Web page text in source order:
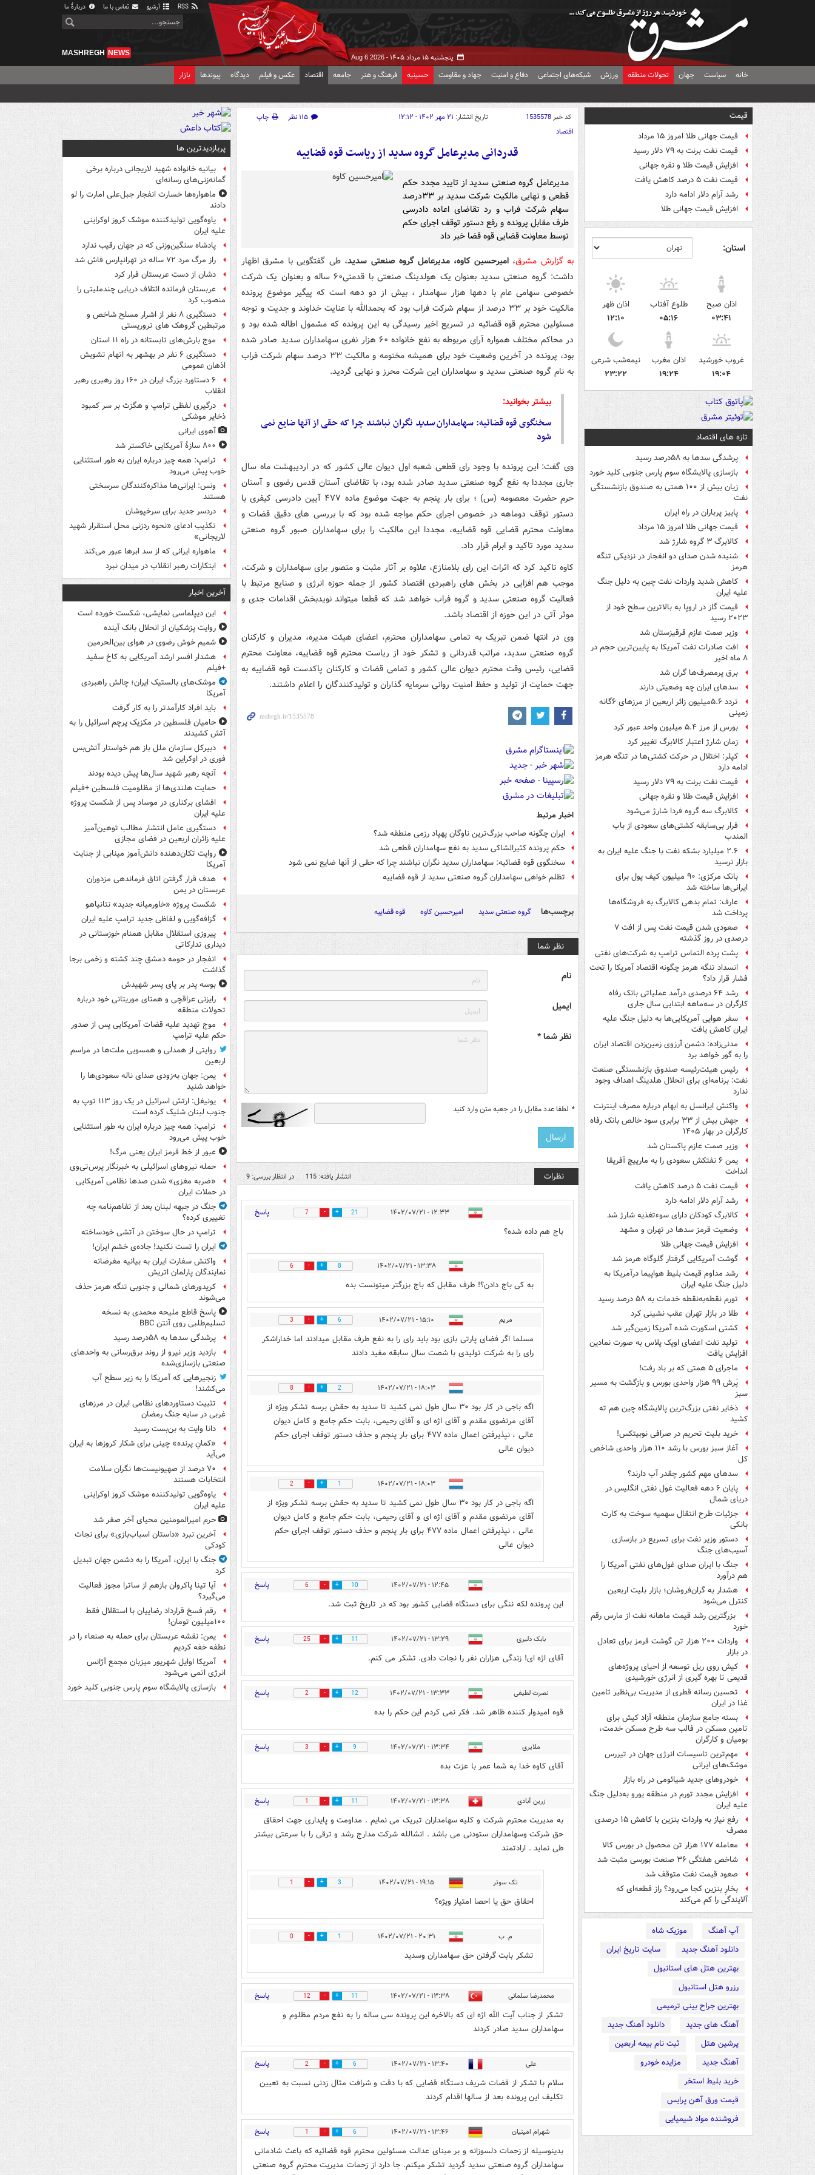
آرشیو تماس با ما دربارهٔ ما
پنجشنبه ۱۵ مرداد ۱۴۰۵ - Aug 6 2026
MASHREGH NEWS
خانه سیاست جهان تحولات منطقه ورزش شبکه‌های اجتماعی دفاع و امنیت جهاد و مقاومت حسینیه فرهنگ و هنر جامعه اقتصاد عکس و فیلم دیدگاه پیوندها بازار
قیمت
قیمت جهانی طلا امروز ۱۵ مرداد
قیمت نفت برنت به ۷۹ دلار رسید
افزایش قیمت طلا و نقره جهانی
قیمت نفت ۵ درصد کاهش یافت
رشد آرام دلار ادامه دارد
افزایش قیمت جهانی طلا
استان:
اذان صبح
۰۳:۴۱
طلوع آفتاب
۰۵:۱۶
اذان ظهر
۱۲:۱۰
غروب خورشید
۱۹:۰۴
اذان مغرب
۱۹:۲۴
نیمه‌شب شرعی
۲۳:۲۲
تازه های اقتصاد
پرشدگی سدها به ۵۸درصد رسید
بازسازی پالایشگاه سوم پارس جنوبی کلید خورد
زیان بیش از ۱۰۰ همتی به صندوق‌ بازنشستگی
نفت
پاییز پرباران در راه ایران
قیمت جهانی طلا امروز ۱۵ مرداد
کالابرگ ۳ گروه شارژ شد
شنیده شدن صدای دو انفجار در نزدیکی تنگه
هرمز
کاهش شدید واردات نفت چین به دلیل جنگ
علیه ایران
قیمت گاز در اروپا به بالاترین سطح خود از
۲۰۲۳ رسید
وزیر صمت عازم قرقیزستان شد
افت صادرات نفت آمریکا به پایین‌ترین حجم در
۸ ماه اخیر
برق پرمصرف‌ها گران شد
سدهای ایران چه وضعیتی دارند
تردد ۵.۶میلیون زائر اربعین از مرزهای ۶گانه
زمینی
بورس از مرز ۵.۴ میلیون واحد عبور کرد
زمان شارژ اعتبار کالابرگ تغییر کرد
کپلر: اختلال در حرکت کشتی‌ها در تنگه هرمز
ادامه دارد
قیمت نفت برنت به ۷۹ دلار رسید
افزایش قیمت طلا و نقره جهانی
کالابرگ سه گروه فردا شارژ می‌شود
فرار بی‌سابقه کشتی‌های سعودی از باب
المندب
۲.۶ میلیارد بشکه نفت با جنگ علیه ایران به
بازار نرسید
بانک مرکزی: ۹۰ میلیون کیف پول برای
ایرانی‌ها ساخته شد
عارف: تمام بدهی کالابرگ به فروشگاه‌ها
پرداخت شد
صعودی شدن قیمت نفت پس از افت ۷
درصدی در روز گذشته
پشت پرده التماس ترامپ به شرکت‌های نفتی
انسداد تنگه هرمز چگونه اقتصاد آمریکا را تحت
فشار قرار داد؟
رشد ۶۴ درصدی درآمد عملیاتی بانک رفاه
کارگران در سه‌ماهه ابتدایی سال جاری
سفر هوایی آمریکایی‌ها به دلیل جنگ علیه
ایران کاهش یافت
مدنی‌زاده: دشمن آرزوی زمین‌زدن اقتصاد ایران
را به گور خواهد برد
رئیس هیئت‌رئیسه صندوق بازنشستگی صنعت
نفت: برنامه‌ای برای انحلال هلدینگ اهداف وجود
ندارد
واکنش ایرانسل به ابهام درباره مصرف اینترنت
جهش بیش از ۳۳ برابری سود خالص بانک رفاه
کارگران در بهار ۱۴۰۵
وزیر صمت عازم پاکستان شد
یمن ۶ نفتکش سعودی را به مارپیچ آفریقا
انداخت
قیمت نفت ۵ درصد کاهش یافت
رشد آرام دلار ادامه دارد
کالابرگ کودکان دارای سوءتغذیه شارژ شد
وضعیت قرمز سدها در تهران و مشهد
افزایش قیمت جهانی طلا
گوشت آمریکایی گرفتار گلوگاه هرمز شد
رشد مداوم قیمت بلیط هواپیما درآمریکا به
دلیل جنگ علیه ایران
تورم نقطه‌به‌نقطه خدمات به ۵۸ درصد رسید
طلا در بازار تهران عقب نشینی کرد
کشتی اسکورت شده آمریکا زمین‌گیر شد
تولید نفت اعضای اوپک پلاس به صورت نمادین
افزایش یافت
ماجرای ۵ همتی که بر باد رفت!
پَرش ۹۹ هزار واحدی بورس و بازگشت به مسیر
سبز
ذخایر نفتی بزرگ‌ترین پالایشگاه چین هم ته
کشید
خرید بلیت تحریم در صرافی نوبیتکس!
آغاز سبز بورس با رشد ۱۱۰ هزار واحدی شاخص
کل
سدهای مهم کشور چقدر آب دارند؟
پایان ۶ دهه فعالیت غول نفتی انگلیس در
دریای شمال
جزئیات طرح انتقال سهمیه سوخت به کارت
بانکی
دستور وزیر نفت برای تسریع در بازسازی
آسیب‌های جنگ
جنگ با ایران صدای غول‌های نفتی آمریکا را
هم درآورد
هشدار به گران‌فروشان؛ بازار بلیت اربعین
کنترل می‌شود
بزرگترین رشد قیمت ماهانه نفت از مارس رقم
خورد
واردات ۲۰۰ هزار تن گوشت قرمز برای تعادل
در بازار
کیش روی ریل توسعه از احیای پروژه‌های
قدیمی تا بهره گیری از انرژی خورشیدی
تحسین رسانه قطری از مدیریت بی‌نظیر تامین
غذا در ایران
بسته جامع سازمان منطقه آزاد کیش برای
تامین مسکن در فالب سه طرح مسکن خدمت،
بومیان و کارگران
مهم‌ترین تاسیسات انرژی جهان در تیررس
موشک‌های ایرانی
خودروهای جدید شیائومی در راه بازار
افزایش مجدد تورم در منطقه یورو به‌دلیل جنگ
علیه ایران
رفع نیاز به واردات بنزین با کاهش ۱۵ درصدی
مصرف
معامله ۱۷۷ هزار تن محصول در بورس کالا
شاخص‌ هفتگی ۳۶ صنعت بورسی مثبت شد
صعود قیمت نفت متوقف شد
بخارِ بنزین کجا می‌رود؟ راز قطعه‌ای که
آلایندگی را کم می‌کند
آپ آهنگ
موزیک شاه
دانلود آهنگ جدید
سایت تاریخ ایران
بهترین هتل های استانبول
رزرو هتل استانبول
بهترین جراح بینی ترمیمی
آهنگ های جدید
دانلود آهنگ جدید
پرشین هتل
ثبت نام بیمه اربعین
آهنگ جدید
مزایده خودرو
خرید بلیط استخر
قیمت ورق آهن پرایس
فروشنده مواد شیمیایی
کد خبر1535578 تاریخ انتشار: ۲۱ مهر ۱۴۰۲ - ۱۲:۱۲ ۱۱۵ نظر
چاپ
اقتصاد
قدردانی مدیرعامل گروه سدید از ریاست قوه قضاییه
مدیرعامل گروه صنعتی سدید از تایید مجدد حکم
قطعی و نهایی مالکیت شرکت سدید بر ۳۳درصد
سهام شرکت فراب و رد تقاضای اعاده دادرسی
طرف مقابل پرونده و رفع دستور توقف اجرای حکم
توسط معاونت قضایی قوه قضا خبر داد
به گزارش مشرق، امیرحسین کاوه، مدیرعامل گروه صنعتی سدید، طی گفتگویی با مشرق اظهار
داشت: گروه صنعتی سدید بعنوان یک هولدینگ صنعتی با قدمتی۶۰ ساله و بعنوان یک شرکت
خصوصی سهامی عام با دهها هزار سهامدار ، بیش از دو دهه است که پیگیر موضوع پرونده
مالکیت خود بر ۳۳ درصد از سهام شرکت فراب بود که بحمدالله با عنایت خداوند و جدیت و توجه
مسئولین محترم قوه قضائیه در تسریع اخیر رسیدگی به این پرونده که مشمول اطاله شده بود و
در محاکم مختلف همواره آرای مربوطه به نفع خانواده ۶۰ هزار نفری سهامداران سدید صادر شده
بود، پرونده در آخرین وضعیت خود برای همیشه مختومه و مالکیت ۳۳ درصد سهام شرکت فراب
به نام گروه صنعتی سدید و سهامداران این شرکت محرز و نهایی گردید.
بیشتر بخوانید:
سخنگوی قوه قضائیه: سهامدارانسدید نگران نباشند چرا که حقی از آنها ضایع نمی
شود
وی گفت: این پرونده با وجود رای قطعی شعبه اول دیوان عالی کشور که در اردیبهشت ماه سال
جاری مجددا به نفع گروه صنعتی سدید صادر شده بود، با تقاضای آستان قدس رضوی و آستان
حرم حضرت معصومه (س) ؛ برای بار پنجم به جهت موضوع ماده ۴۷۷ آیین دادرسی کیفری با
دستور توقف دوماهه در خصوص اجرای حکم مواجه شده بود که با بررسی های دقیق قضات و
معاونت محترم قضایی قوه قضاییه، مجددا این مالکیت را برای سهامداران صبور گروه صنعتی
سدید مورد تاکید و ابرام قرار داد.
کاوه تاکید کرد که اثرات این رای بلامنازع، علاوه بر آثار مثبت و متصور برای سهامداران و شرکت،
موجب هم افزایی در بخش های راهبردی اقتصاد کشور از جمله حوزه انرژی و صنایع مرتبط با
فعالیت گروه صنعتی سدید و گروه فراب خواهد شد که قطعا میتواند نویدبخش اقدامات جدی و
موثر آتی در این حوزه از اقتصاد باشد.
وی در انتها ضمن تبریک به تمامی سهامداران محترم، اعضای هیئت مدیره، مدیران و کارکنان
گروه صنعتی سدید، مراتب قدردانی و تشکر خود از ریاست محترم قوه قضاییه، معاونت محترم
قضایی، رئیس وقت محترم دیوان عالی کشور و تمامی قضات و کارکنان پاکدست قوه قضاییه به
جهت حمایت از تولید و حفظ امنیت روانی سرمایه گذاران و تولیدکنندگان را اعلام داشتند.
اخبار مرتبط
ایران چگونه صاحب بزرگ‌ترین ناوگان پهپاد رزمی منطقه شد؟
حکم پرونده کثیرالشاکی سدید به نفع سهامداران قطعی شد
سخنگوی قوه قضائیه: سهامداران سدید نگران نباشند چرا که حقی از آنها ضایع نمی شود
تظلم خواهی سهامداران گروه صنعتی سدید از قوه قضاییه
برچسب‌ها گروه صنعتی سدید امیرحسین کاوه قوه قضاییه
نظر شما
نام
ایمیل
نظر شما *
* لطفا عدد مقابل را در جعبه متن وارد کنید
نظرات انتشار یافته: 115 در انتظار بررسی: 9
۱۲:۳۳ - ۱۴۰۲/۰۷/۲۱ 21
7 پاسخ
باج هم داده شده؟
۱۳:۳۸ - ۱۴۰۲/۰۷/۲۱ 8
6
به کی باج دادن؟! طرف مقابل که باج بزرگتر میتونست بده
مریم ۱۵:۱۰ - ۱۴۰۲/۰۷/۲۱ 6
3
مسلما اگر فضای پارتی بازی بود باید رای را به نفع طرف مقابل میدادند اما خداراشکر
رای را به شرکت تولیدی با شصت سال سابقه مفید دادند
۱۸:۰۳ - ۱۴۰۲/۰۷/۲۱ 2
8
اگه باجی در کار بود ٣٠ سال طول نمی کشید تا سدید به حقش برسه تشکر ویژه از
آقای مرتضوی مقدم و آقای اژه ای و آقای رحیمی، بابت حکم جامع و کامل دیوان
عالی ، نپذیرفتن اعمال ماده ۴٧٧ برای بار پنجم و حذف دستور توقف اجرای حکم
دیوان عالی
۱۸:۰۳ - ۱۴۰۲/۰۷/۲۱ 1
2
اگه باجی در کار بود ٣٠ سال طول نمی کشید تا سدید به حقش برسه تشکر ویژه از
آقای مرتضوی مقدم و آقای اژه ای و آقای رحیمی، بابت حکم جامع و کامل دیوان
عالی ، نپذیرفتن اعمال ماده ۴٧٧ برای بار پنجم و حذف دستور توقف اجرای حکم
دیوان عالی
۱۲:۴۵ - ۱۴۰۲/۰۷/۲۱ 10
6 پاسخ
این پرونده لکه ننگی برای دستگاه قضایی کشور بود که در تاریخ ثبت شد.
بابک دلیری ۱۳:۲۹ - ۱۴۰۲/۰۷/۲۱ 11
25 پاسخ
آقای اژه ای! زندگی هزاران نفر را نجات دادی. تشکر می کنم.
نصرت لطیفی ۱۳:۳۳ - ۱۴۰۲/۰۷/۲۱ 12
2 پاسخ
قوه امیدوار کننده ظاهر شد. فکر نمی کردم این حکم را بده
ملایری ۱۳:۳۴ - ۱۴۰۲/۰۷/۲۱ 9
3 پاسخ
آقای کاوه خدا به شما عمر با عزت بده
زرین آبادی ۱۳:۳۸ - ۱۴۰۲/۰۷/۲۱ 11
1 پاسخ
به مدیریت محترم شرکت و کلیه سهامداران تبریک می نمایم . مداومت و پایداری جهت احقاق
حق شرکت و‌سهامداران ستودنی می باشد . انشالله شرکت مدارج رشد و ترقی را با سرعتی بیشتر
طی نماید . ارادتمند
تک سوتر ۱۹:۱۵ - ۱۴۰۲/۰۷/۲۱ 3
1
احقاق حق یا احصا امتیاز ویژه؟
م. ب ۲۰:۳۱ - ۱۴۰۲/۰۷/۲۱ 1
0
تشکر بابت گرفتن حق سهامداران وسدید
محمدرضا سلمانی ۱۳:۳۸ - ۱۴۰۲/۰۷/۲۱ 11
12 پاسخ
تشکر از جناب آیت الله اژه ای که بالاخره این پرونده سی ساله را به نفع مردم مظلوم و
سهامداران سدید صادر کردند
علی ۱۳:۴۰ - ۱۴۰۲/۰۷/۲۱ 6
2 پاسخ
سلام با تشکر از قضات شریف دستگاه قضایی که با دقت و شرافت مثال زدنی نسبت به تعیین
تکلیف این پرونده بعد از سالها اقدام کردند
شهرام امینیان ۱۳:۴۶ - ۱۴۰۲/۰۷/۲۱ 6
1 پاسخ
بدینوسیله از زحمات دلسوزانه و بر مبنای عدالت مسئولین محترم قوه قضائیه که باعث شادمانی
سهامداران گروه صنعتی سدید گردید تشکر میکنم. جا دارد از زحمات مدیریت محترم گروه صنعتی
پربازدیدترین ها
بیانیه خانواده شهید لاریجانی درباره برخی
گمانه‌زنی‌های رسانه‌ای
ماهواره‌ها خسارت انفجار جبل‌علی امارت را لو
دادند
یاوه‌گویی تولیدکننده موشک کروز اوکراینی
علیه ایران
پادشاه سنگین‌وزنی که در جهان رقیب ندارد
راز مرگ مرد ۷۲ ساله در تهرانپارس فاش شد
دشان از دست عربستان فرار کرد
عربستان فرمانده ائتلاف دریایی چندملیتی را
منصوب کرد
دستگیری ۸ نفر از اشرار مسلح شاخص و
مرتبطین گروهک های تروریستی
موج بارش‌های تابستانه در راه ۱۱ استان
دستگیری ۶ نفر در بهشهر به اتهام تشویش
اذهان عمومی
۶ دستاورد بزرگ ایران در ۱۶۰ روز رهبری رهبر
انقلاب
درگیری لفظی ترامپ و هگزث بر سر کمبود
ذخایر موشکی
آهوی ایرانی
۸۰۰ سازۀ آمریکایی خاکستر شد
ترامپ: همه چیز درباره ایران به طور استثنایی
خوب پیش می‌رود
ونس: ایرانی‌ها مذاکره‌کنندگان سرسختی
هستند
دردسر جدید برای سرخپوشان
تکذیب ادعای «نحوه ردزنی محل استقرار شهید
لاریجانی»
ماهواره ایرانی که از سد ابرها عبور می‌کند
ابتکارات رهبر انقلاب در میدان نبرد
آخرین اخبار
این دیپلماسی نمایشی، شکست خورده است
روایت پزشکیان از انحلال بانک آینده
شمیم خوش رضوی در هوای بین‌الحرمین
هشدار افسر ارشد آمریکایی به کاخ سفید
+فیلم
موشک‌های بالستیک ایران؛ چالش راهبردی
آمریکا
باید افراد کارآمدتر را به کار گرفت
حامیان فلسطین در مکزیک پرچم اسرائیل را به
آتش کشیدند
دبیرکل سازمان ملل باز هم خواستار آتش‌بس
فوری در اوکراین شد
آنچه رهبر شهید سال‌ها پیش دیده بودند
حمایت هلندی‌ها از مظلومیت فلسطین +فیلم
افشای برکناری در موساد پس از شکست پروژه
علیه ایران
دستگیری عامل انتشار مطالب توهین‌آمیز
علیه زائران اربعین در فضای مجازی
روایت تکان‌دهنده دانش‌آموز مینابی از جنایت
آمریکا
هدف قرار گرفتن اتاق‌ فرماندهی مزدوران
عربستان در یمن
شکست پروژه «خاورمیانه جدید» نتانیاهو
گزافه‌گویی و لفاظی جدید ترامپ علیه ایران
پیروزی استقلال مقابل همنام خوزستانی در
دیداری تدارکاتی
انفجار در حومه دمشق چند کشته و زخمی برجا
گذاشت
بوسه‌ پدر بر پای پسر شهیدش
رایزنی عراقچی و همتای موریتانی خود درباره
تحولات منطقه
موج تهدید علیه قضات آمریکایی پس از صدور
حکم علیه ترامپ
روایتی از همدلی و همسویی ملت‌ها در مراسم
اربعین
یمن: جهان به‌زودی صدای ناله سعودی‌ها را
خواهد شنید
یونیفل: ارتش اسرائیل در یک روز ۱۱۳ توپ به
جنوب لبنان شلیک کرده است
ترامپ: همه چیز درباره ایران به طور استثنایی
خوب پیش می‌رود
عبور از خط قرمز ایران یعنی مرگ!
حمله نیروهای اسرائیلی به خبرنگار پرس‌تی‌وی
«ضربه مغزی» شدن صدها نظامی آمریکایی
در حملات ایران
جنگ در جبهه لبنان بعد از تفاهم‌نامه چه
تغییری کرده؟
ترامپ در حال سوختن در آتشی خودساخته
ایران را تست نکنید! جاده‌ی خشم ایران!
واکنش سفارت ایران به بیانیه مغرضانه
نمایندگان پارلمان اتریش
کریدورهای شمالی و جنوبی تنگه هرمز حذف
می‌شوند
پاسخ قاطع ملیحه محمدی به نسخه
تسلیم‌طلبی روی آنتن BBC
پرشدگی سدها به ۵۸درصد رسید
بازدید وزیر نیرو از روند برق‌رسانی به واحدهای
صنعتی بازسازی‌شده
زنجیرهایی که آمریکا را به زیر سطح آب
می‌کشند!
تثبیت دستاوردهای نظامی ایران در مرزهای
غربی در سایه جنگ رمضان
دانا وایت به بن‌بست رسید
«کمانِ پرنده» چینی برای شکار کروزها به ایران
می‌آید
۷۰ درصد از صهیونیست‌ها نگران سلامت
انتخابات هستند
یاوه‌گویی تولیدکننده موشک کروز اوکراینی
علیه ایران
حرم امیرالمومنین محیای آخر صفر شد
آخرین نبرد «داستان اسباب‌بازی» برای نجات
کودکی
جنگ با ایران، آمریکا را به دشمن جهان تبدیل
کرد
آیا تینا پاکروان بازهم از ساترا مجوز فعالیت
می‌گیرد؟
رقم فسخ قرارداد رضاییان با استقلال فقط
۱۰۰میلیون تومان!
یمن: نقشه عربستان برای حمله به صنعاء را در
نطفه خفه کردیم
آمریکا اوایل شهریور میزبان مجمع آژانس
انرژی اتمی می‌شود
بازسازی پالایشگاه سوم پارس جنوبی کلید خورد